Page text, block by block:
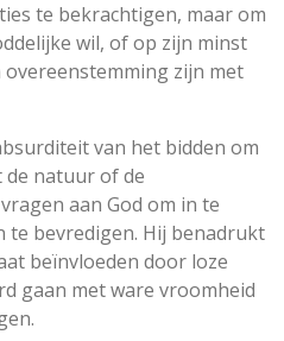
te bekrachtigen, maar om
wil, of op zijn minst
zijn met
van het bidden om
de natuur of de
aan God om in te
te bevredigen. Hij benadrukt
beïnvloeden door loze
gaan met ware vroomheid